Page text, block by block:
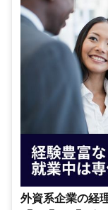
外資系企業の経